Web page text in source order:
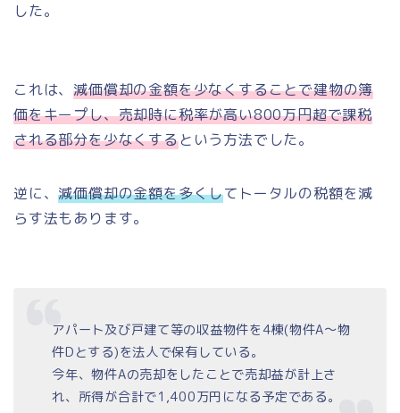
した。
これは、減価償却の金額を少なくすることで建物の簿
価をキープし、売却時に税率が高い800万円超で課税
される部分を少なくするという方法でした。
逆に、減価償却の金額を多くしてトータルの税額を減
らす法もあります。
アパート及び戸建て等の収益物件を4棟(物件A～物
件Dとする)を法人で保有している。
今年、物件Aの売却をしたことで売却益が計上さ
れ、所得が合計で1,400万円になる予定である。